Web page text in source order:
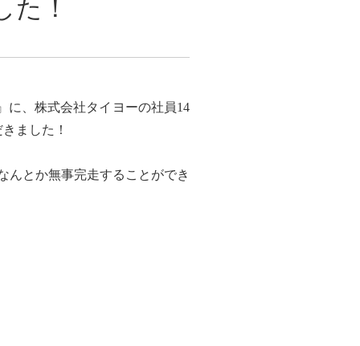
！
に、株式会社タイヨーの社員14
ました！
んとか無事完走することができ